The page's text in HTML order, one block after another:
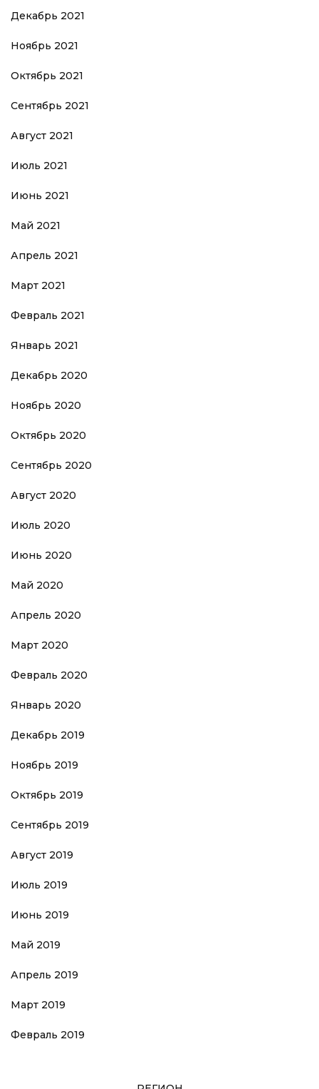
Декабрь 2021
Ноябрь 2021
Октябрь 2021
Сентябрь 2021
Август 2021
Июль 2021
Июнь 2021
Май 2021
Апрель 2021
Март 2021
Февраль 2021
Январь 2021
Декабрь 2020
Ноябрь 2020
Октябрь 2020
Сентябрь 2020
Август 2020
Июль 2020
Июнь 2020
Май 2020
Апрель 2020
Март 2020
Февраль 2020
Январь 2020
Декабрь 2019
Ноябрь 2019
Октябрь 2019
Сентябрь 2019
Август 2019
Июль 2019
Июнь 2019
Май 2019
Апрель 2019
Март 2019
Февраль 2019